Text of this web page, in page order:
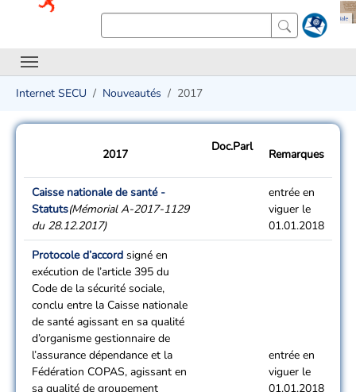
Internet SECU Nouveautés 2017
2017
Doc.Parl
Remarques
Caisse nationale de santé -
Statuts(Mémorial A-2017-1129
du 28.12.2017)
entrée en
viguer le
01.01.2018
Protocole d’accord signé en
exécution de l’article 395 du
Code de la sécurité sociale,
conclu entre la Caisse nationale
de santé agissant en sa qualité
d’organisme gestionnaire de
l’assurance dépendance et la
Fédération COPAS, agissant en
sa qualité de groupement
entrée en
viguer le
01.01.2018